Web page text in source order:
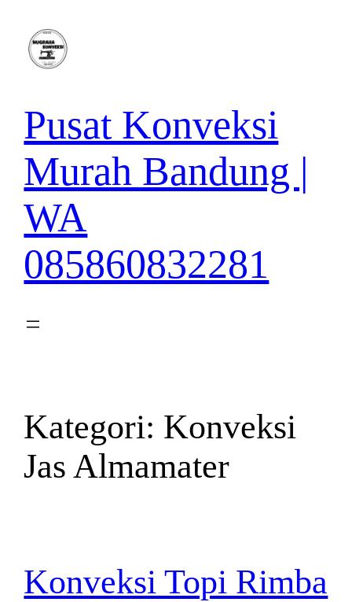
konten
Pusat Konveksi
Murah Bandung |
WA
085860832281
Kategori: Konveksi
Jas Almamater
Konveksi Topi Rimba